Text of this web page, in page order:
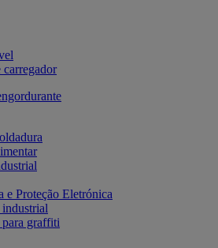
carregador
e Proteção Eletrónica
graffiti